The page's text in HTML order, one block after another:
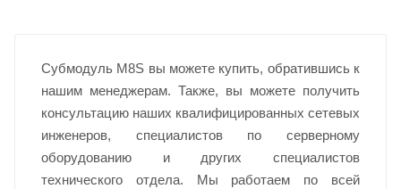
Субмодуль M8S вы можете купить, обратившись к
нашим менеджерам. Также, вы можете получить
консультацию наших квалифицированных сетевых
инженеров, специалистов по серверному
оборудованию и других специалистов
технического отдела. Мы работаем по всей